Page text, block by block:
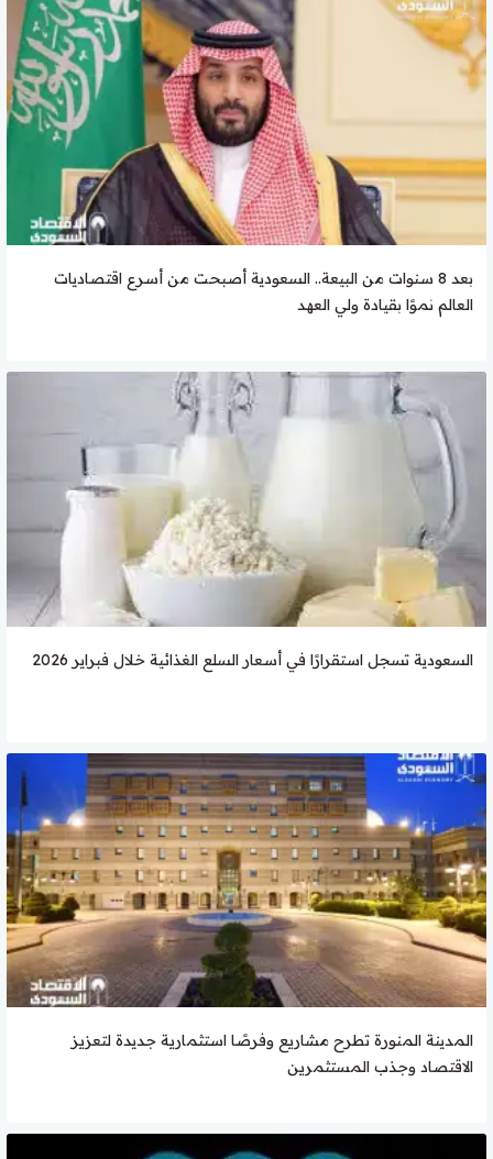
بعد 8 سنوات من البيعة.. السعودية أصبحت من أسرع اقتصاديات
العالم نموًا بقيادة ولي العهد
السعودية تسجل استقرارًا في أسعار السلع الغذائية خلال فبراير 2026
المدينة المنورة تطرح مشاريع وفرصًا استثمارية جديدة لتعزيز
الاقتصاد وجذب المستثمرين